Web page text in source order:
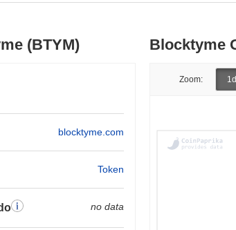
(BTYM)
blocktyme.com
Token
no data
Blocktyme
Zoom: 1d